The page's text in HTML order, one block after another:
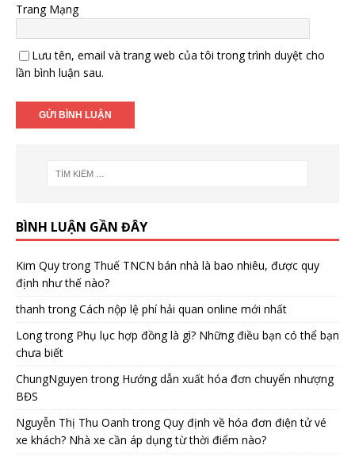
Trang Mạng
Lưu tên, email và trang web của tôi trong trình duyệt cho
lần bình luận sau.
BÌNH LUẬN GẦN ĐÂY
Kim Quytrong Thuế TNCN bán nhà là bao nhiêu, được quy
định như thế nào?
thanh trongCách nộp lệ phí hải quan online mới nhất
Longtrong Phụ lục hợp đồng là gì? Những điều bạn có thể bạn
chưa biết
ChungNguyen trong Hướng dẫn xuất hóa đơn chuyển nhượng
BĐS
Nguyễn Thị Thu Oanh trongQuy định về hóa đơn điện tử vé
xe khách? Nhà xe cần áp dụng từ thời điểm nào?